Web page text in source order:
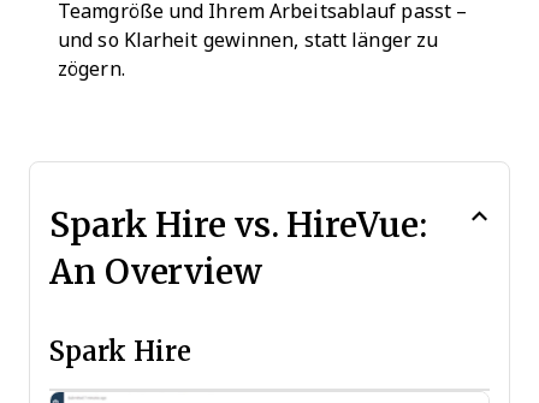
Teamgröße und Ihrem Arbeitsablauf passt –
und so Klarheit gewinnen, statt länger zu
zögern.
Spark Hire vs. HireVue:
An Overview
Spark Hire